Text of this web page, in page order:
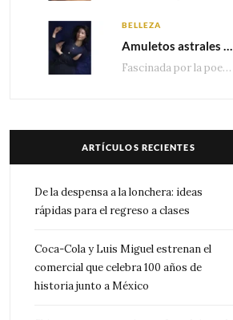
BELLEZA
Amuletos astrales y la icónica colección Zodiaque de Van Cleef & Arpels
Fascinada por la poesía de las estrellas, la Maison Van Cleef & Arpels celebra la llegada de las…
ARTÍCULOS RECIENTES
De la despensa a la lonchera: ideas
rápidas para el regreso a clases
Coca-Cola y Luis Miguel estrenan el
comercial que celebra 100 años de
historia junto a México